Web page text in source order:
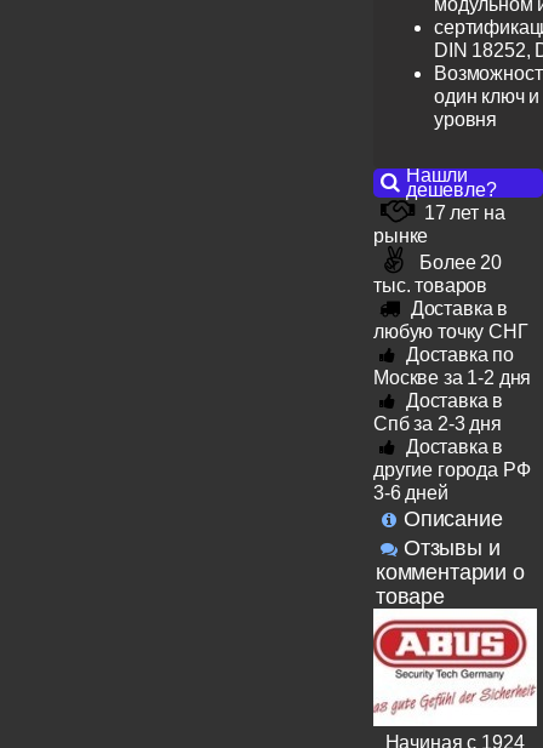
модульном
DIN 18252,
один ключ и
уровня
Нашли
дешевле?
17 лет на
рынке
Более 20
тыс. товаров
Доставка в
любую точку СНГ
Доставка по
Москве за 1-2 дня
Доставка в
Спб за 2-3 дня
Доставка в
другие города РФ
3-6 дней
Описание
Отзывы и
комментарии о
товаре
Начиная с 1924